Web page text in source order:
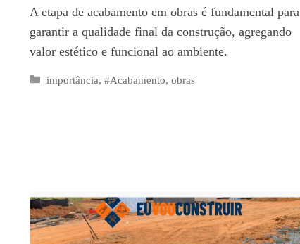
A etapa de acabamento em obras é fundamental para
garantir a qualidade final da construção, agregando
valor estético e funcional ao ambiente.
Categorias
importância,#Acabamento,obras